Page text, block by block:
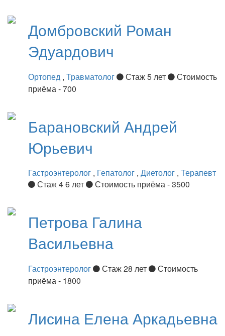
Домбровский Роман
Эдуардович
Ортопед , Травматолог Стаж 5 лет
Стоимость
приёма - 700
Барановский Андрей
Юрьевич
Гастроэнтеролог , Гепатолог , Диетолог , Терапевт
Стаж 4 6 лет
Стоимость приёма - 3500
Петрова Галина
Васильевна
Гастроэнтеролог Стаж 28 лет
Стоимость
приёма - 1800
Лисина Елена Аркадьевна